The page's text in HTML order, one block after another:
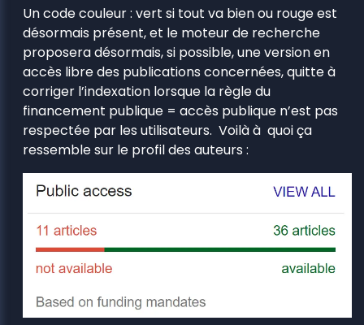
Un code couleur : vert si tout va bien ou rouge est
désormais présent, et le moteur de recherche
proposera désormais, si possible, une version en
accès libre des publications concernées, quitte à
corriger l’indexation lorsque la règle du
financement publique = accès publique n’est pas
respectée par les utilisateurs. Voilà à quoi ça
ressemble sur le profil des auteurs :